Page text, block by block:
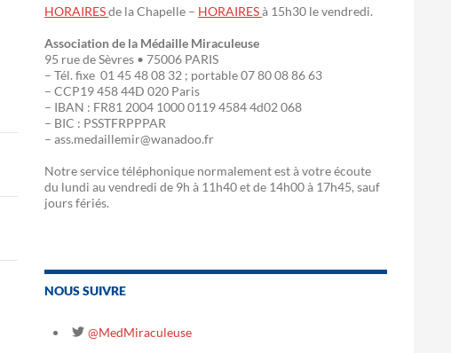
HORAIRESde la Chapelle – HORAIRESà 15h30 le vendredi.
Association de la Médaille Miraculeuse
95 rue de Sèvres • 75006 PARIS
– Tél. fixe 01 45 48 08 32 ; portable 07 80 08 86 63
– CCP19 458 44D 020 Paris
– IBAN : FR81 2004 1000 0119 4584 4d02 068
– BIC : PSSTFRPPPAR
– ass.medaillemir@wanadoo.fr
Notre service téléphonique normalement est à votre écoute
du lundi au vendredi de 9h à 11h40 et de 14h00 à 17h45, sauf
jours fériés.
NOUS SUIVRE
@MedMiraculeuse